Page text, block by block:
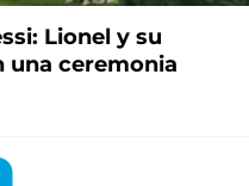
Lionel y su
una ceremonia